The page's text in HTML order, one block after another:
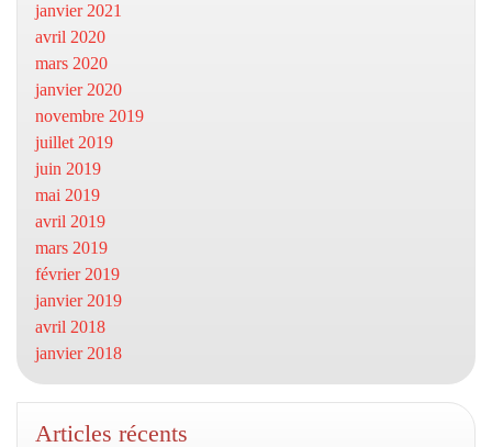
janvier 2021
avril 2020
mars 2020
janvier 2020
novembre 2019
juillet 2019
juin 2019
mai 2019
avril 2019
mars 2019
février 2019
janvier 2019
avril 2018
janvier 2018
Articles récents